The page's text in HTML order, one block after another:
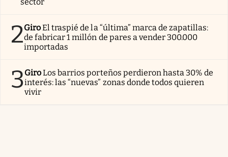
2GiroEl traspié de la “última” marca de zapatillas:
de fabricar 1 millón de pares a vender 300.000
importadas
3GiroLos barrios porteños perdieron hasta 30% de
interés: las “nuevas” zonas donde todos quieren
vivir